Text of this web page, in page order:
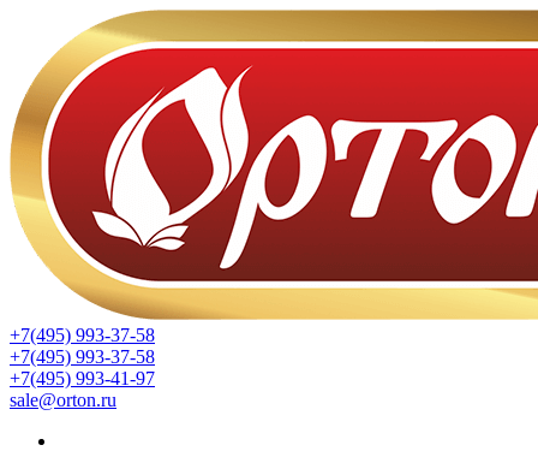
+7(495) 993-37-58
+7(495) 993-37-58
+7(495) 993-41-97
sale@orton.ru